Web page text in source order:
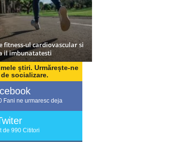
fitness-ul cardiovascular si
il imbunatatesti
știri. Urmărește-ne
socializare.
Fani ne urmaresc deja
de 990 Cititori